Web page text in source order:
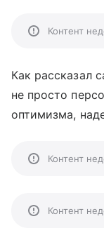
Контент
Как рассказал
не просто
оптимизма,
Контент
Контент